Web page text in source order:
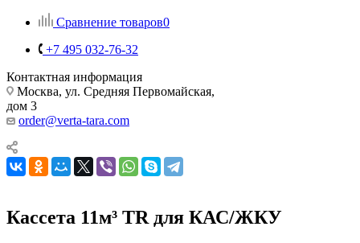
Сравнение товаров0
+7 495 032-76-32
Контактная информация
Москва, ул. Средняя Первомайская,
дом 3
order@verta-tara.com
Кассета 11м³ TR для КАС/ЖКУ